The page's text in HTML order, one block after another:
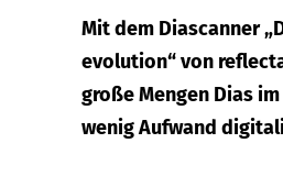
Mit dem Diascanner
evolution“ von
große Mengen Dias
wenig Aufwand